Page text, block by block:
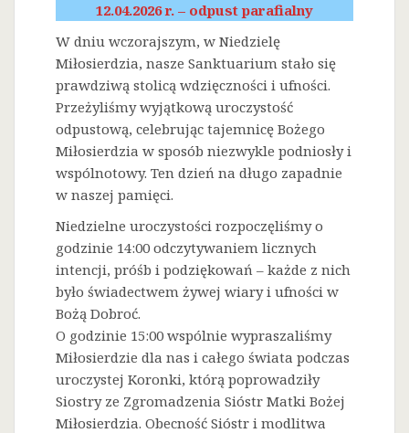
12.04.2026 r. – odpust parafialny
W dniu wczorajszym, w Niedzielę
Miłosierdzia, nasze Sanktuarium stało się
prawdziwą stolicą wdzięczności i ufności.
Przeżyliśmy wyjątkową uroczystość
odpustową, celebrując tajemnicę Bożego
Miłosierdzia w sposób niezwykle podniosły i
wspólnotowy. Ten dzień na długo zapadnie
w naszej pamięci.
Niedzielne uroczystości rozpoczęliśmy o
godzinie 14:00 odczytywaniem licznych
intencji, próśb i podziękowań – każde z nich
było świadectwem żywej wiary i ufności w
Bożą Dobroć.
O godzinie 15:00 wspólnie wypraszaliśmy
Miłosierdzie dla nas i całego świata podczas
uroczystej Koronki, którą poprowadziły
Siostry ze Zgromadzenia Sióstr Matki Bożej
Miłosierdzia. Obecność Sióstr i modlitwa